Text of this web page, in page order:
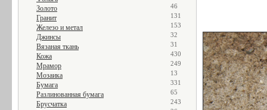
Золото 46
Гранит 131
Железо и метал 153
Джинсы 32
Вязаная ткань 31
Кожа 430
Мрамор 249
Мозаика 13
Бумага 331
Разлинованная бумага 65
Брусчатка 243